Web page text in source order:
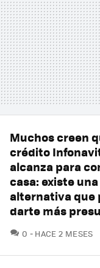
Muchos creen
crédito
alcanza para
casa: existe una
alternativa que
darte más
0 COMENTARIOS
HACE 2 MESES